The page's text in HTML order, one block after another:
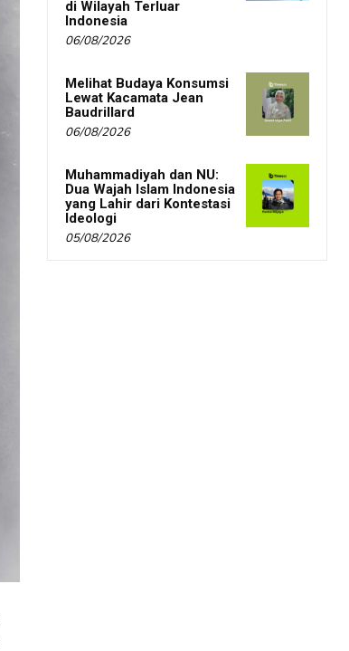
di Wilayah Terluar
Indonesia
06/08/2026
Melihat Budaya Konsumsi
Lewat Kacamata Jean
Baudrillard
06/08/2026
Muhammadiyah dan NU:
Dua Wajah Islam Indonesia
yang Lahir dari Kontestasi
Ideologi
05/08/2026